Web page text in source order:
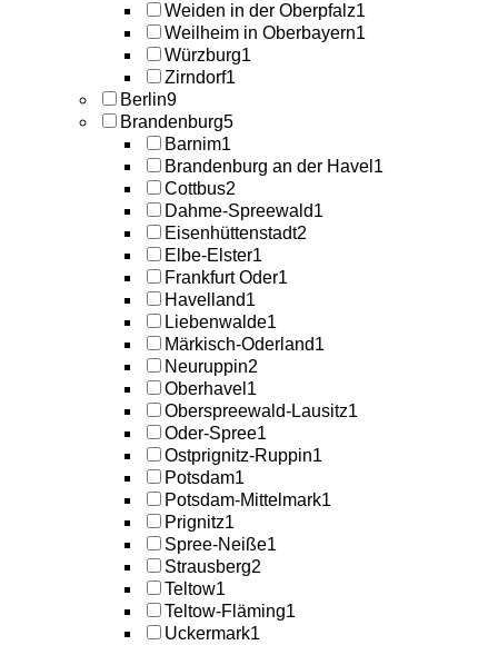
Weiden in der Oberpfalz1
Weilheim in Oberbayern1
Würzburg1
Zirndorf1
Berlin9
Brandenburg5
Barnim1
Brandenburg an der Havel 1
Cottbus2
Dahme-Spreewald1
Eisenhüttenstadt2
Elbe-Elster1
Frankfurt Oder1
Havelland1
Liebenwalde1
Märkisch-Oderland1
Neuruppin2
Oberhavel 1
Oberspreewald-Lausitz1
Oder-Spree1
Ostprignitz-Ruppin1
Potsdam1
Potsdam-Mittelmark1
Prignitz1
Spree-Neiße1
Strausberg2
Teltow1
Teltow-Fläming1
Uckermark1